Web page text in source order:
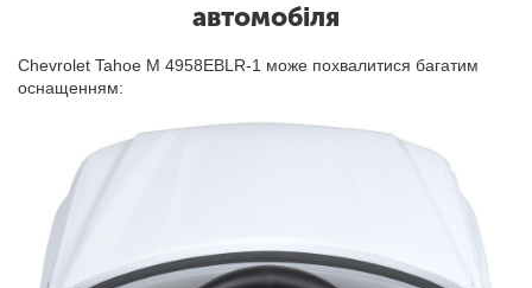
автомобіля
Chevrolet Tahoe M 4958EBLR-1 може похвалитися багатим
оснащенням: